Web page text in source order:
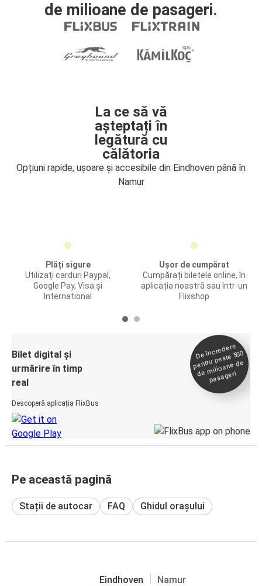
de milioane de pasageri.
La ce să vă
așteptați în
legătură cu
călătoria
Opțiuni rapide, ușoare și accesibile din Eindhoven până în
Namur
Plăți sigure
Utilizați carduri Paypal,
Google Pay, Visa și
International
Ușor de cumpărat
Cumpărați biletele online, în
aplicația noastră sau într-un
Flixshop
Bilet digital și
urmărire în timp
real
Descoperă aplicația FlixBus
De încredere
pentru peste 500
de
milioane de
pasageri
Pe această pagină
Stații de autocar FAQ Ghidul orașului
Eindhoven Namur